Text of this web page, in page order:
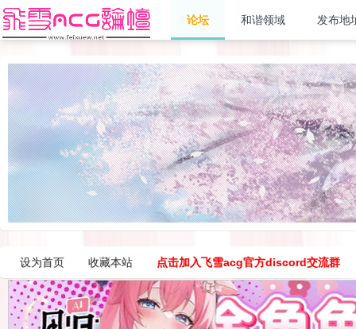
论坛 和谐领域 发布地
设为首页 收藏本站 点击加入飞雪acg官方discord交流群